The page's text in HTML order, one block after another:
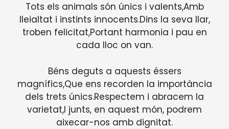
Tots els animals són únics i valents,Amb
lleialtat i instints innocents.Dins la seva llar,
troben felicitat,Portant harmonia i pau en
cada lloc on van.
Béns deguts a aquests éssers
magnífics,Que ens recorden la importància
dels trets únics.Respectem i abracem la
varietat,I junts, en aquest món, podrem
aixecar-nos amb dignitat.